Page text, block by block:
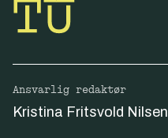
Ansvarlig redaktør
Kristina Fritsvold Nilsen